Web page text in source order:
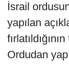
İsrail
yapılan
Ordudan